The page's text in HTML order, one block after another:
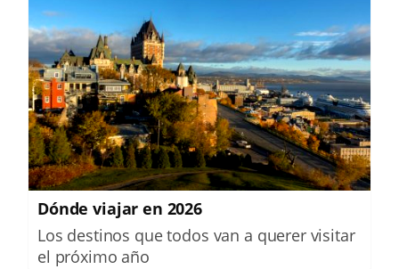
Dónde viajar en 2026
Los destinos que todos van a querer visitar
el próximo año